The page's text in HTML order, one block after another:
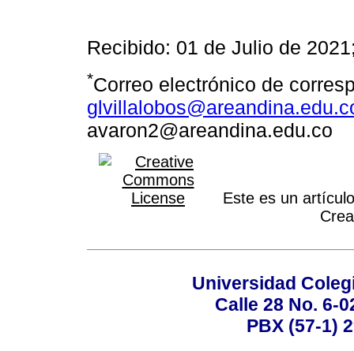
Recibido: 01 de Julio de
*Correo electrónico de
avaron2@areandina.edu.co
Este es un
Universidad
Calle 28 No. 6-
PBX (57-1)